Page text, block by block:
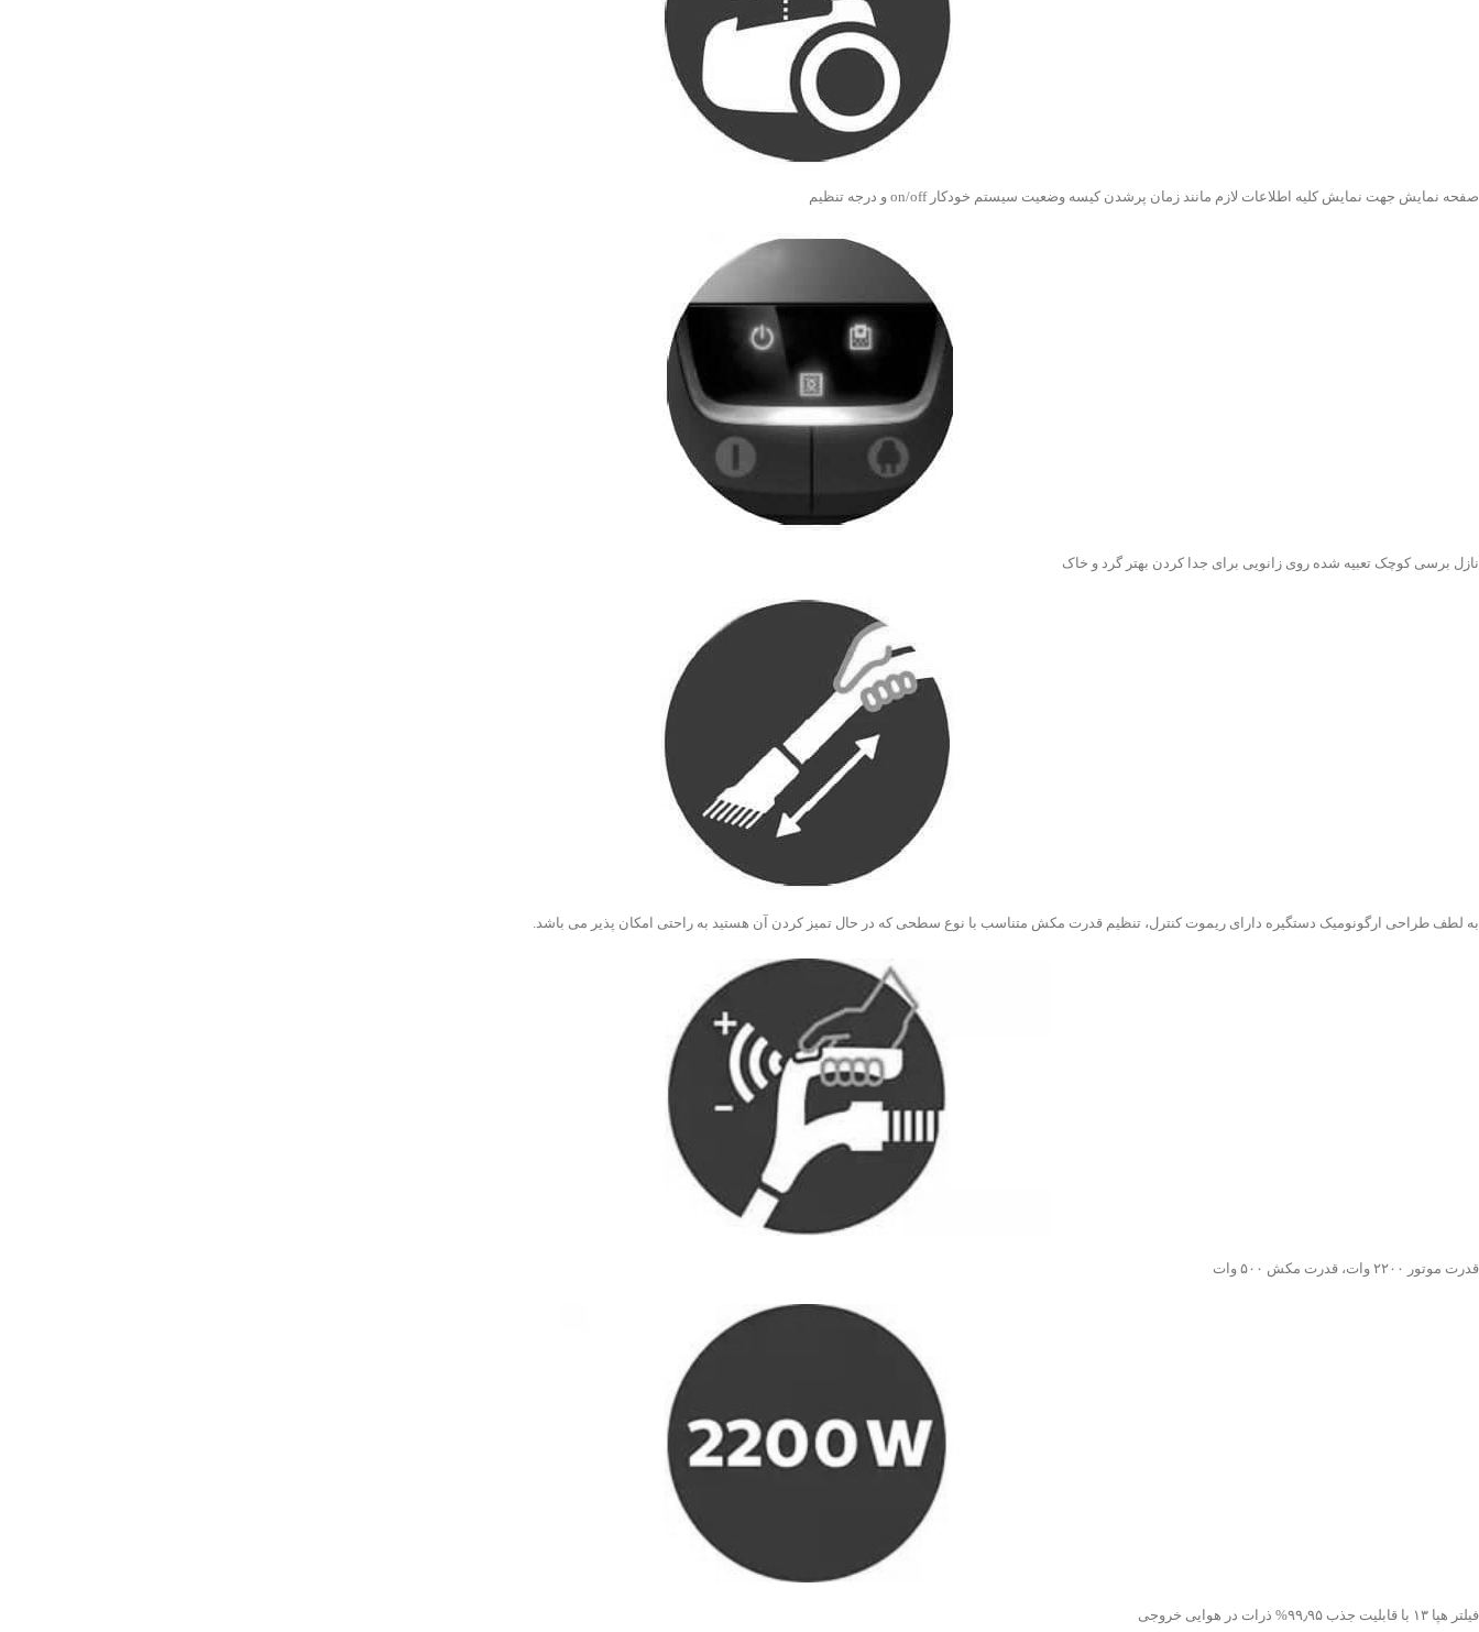
صفحه نمایش جهت نمایش کلیه اطلاعات لازم مانند زمان پرشدن کیسه وضعیت سیستم خودکار on/off و درجه تنظیم
نازل برسی کوچک تعبیه شده روی زانویی برای جدا کردن بهتر گرد و خاک
به لطف طراحی ارگونومیک دستگیره دارای ریموت کنترل، تنظیم قدرت مکش متناسب با نوع سطحی که در حال تمیز کردن آن هستید به راحتی امکان پذیر می باشد.
قدرت موتور ۲۲۰۰ وات، قدرت مکش ۵۰۰ وات
فیلتر هپا ۱۳ با قابلیت جذب ۹۹٫۹۵% ذرات در هوایی خروجی